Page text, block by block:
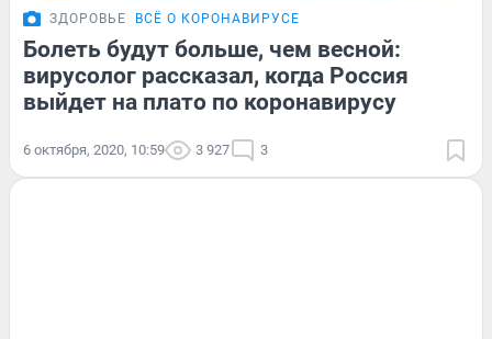
ЗДОРОВЬЕ ВСЁ О КОРОНАВИРУСЕ
Болеть будут больше, чем весной:
вирусолог рассказал, когда Россия
выйдет на плато по коронавирусу
6 октября, 2020, 10:59 3 927 3